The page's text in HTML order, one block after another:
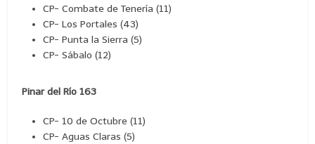
CP- Combate de Tenería (11)
CP- Los Portales (43)
CP- Punta la Sierra (5)
CP- Sábalo (12)
Pinar del Río 163
CP- 10 de Octubre (11)
CP- Aguas Claras (5)